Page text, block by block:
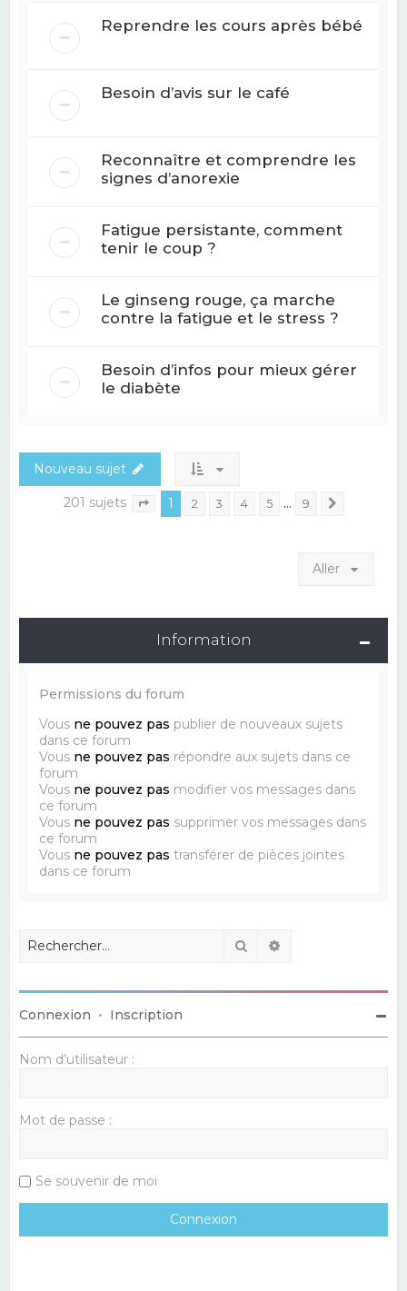
Reprendre les cours après bébé
Besoin d’avis sur le café
Reconnaître et comprendre les
signes d’anorexie
Fatigue persistante, comment
tenir le coup ?
Le ginseng rouge, ça marche
contre la fatigue et le stress ?
Besoin d’infos pour mieux gérer
le diabète
Nouveau sujet
201 sujets Page sur 9
1 2 3 4 5 … 9
Aller
Information
Permissions du forum
Vous ne pouvez pas publier de nouveaux sujets
dans ce forum
Vous ne pouvez pas répondre aux sujets dans ce
forum
Vous ne pouvez pas modifier vos messages dans
ce forum
Vous ne pouvez pas supprimer vos messages dans
ce forum
Vous ne pouvez pas transférer de pièces jointes
dans ce forum
Rechercher
Connexion • Inscription
Nom d’utilisateur :
Mot de passe :
Se souvenir de moi